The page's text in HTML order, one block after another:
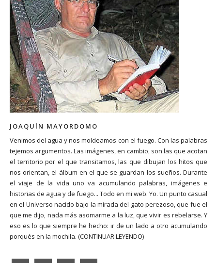
JOAQUÍN MAYORDOMO
Venimos del agua y nos moldeamos con el fuego. Con las palabras
tejemos argumentos. Las imágenes, en cambio, son las que acotan
el territorio por el que transitamos, las que dibujan los hitos que
nos orientan, el álbum en el que se guardan los sueños. Durante
el viaje de la vida uno va acumulando palabras, imágenes e
historias de agua y de fuego... Todo en mi web. Yo. Un punto casual
en el Universo nacido bajo la mirada del gato perezoso, que fue el
que me dijo, nada más asomarme a la luz, que vivir es rebelarse. Y
eso es lo que siempre he hecho: ir de un lado a otro acumulando
porqués en la mochila. (CONTINUAR LEYENDO)